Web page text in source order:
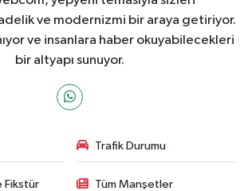
ve modernizmi bir araya getiriyor.
ve insanlara haber okuyabilecekleri
bir altyapı sunuyor.
Trafik Durumu
Fikstür Tüm Manşetler